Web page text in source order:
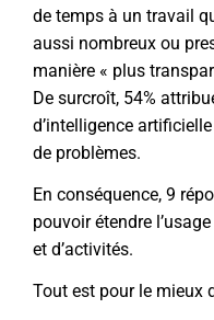
de temps à un travail
aussi nombreux ou
manière « plus
De surcroît, 54%
d’intelligence
de problèmes.
En conséquence, 9
pouvoir étendre
et d’activités.
Tout est pour le mieux